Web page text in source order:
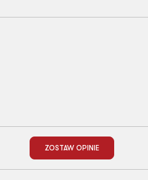
ZOSTAW OPINIE